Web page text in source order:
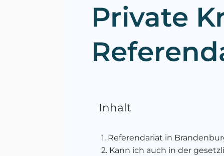
Private
Inhalt
Referendariat in
Kann ich auch in der